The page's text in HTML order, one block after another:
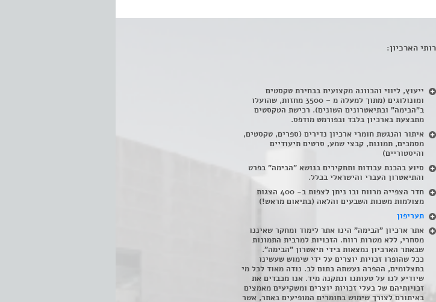
הארכיון:
ייעוץ, ליווי והכוונה מקצועית בבחירת טקסטים
ומונולוגים (מתוך למעלה מ – 3500 מחזות, שהועלו
ב"הבימה" ובתיאטרונים השונים). רכישת הטקסטים
מתבצעת בארכיון בלבד ובפורמט מודפס.
איתור והנגשת חומרי ארכיון נדירים (ספרים, טקסטים,
מסמכים, תמונות, קבצי שמע, סרטים תיעודיים
והיסטוריים)
סיוע בהכנת עבודות ותחקירים בנושא "הבימה" בפרט
והתיאטרון העברי והישראלי בכלל.
חדר הצפייה מרווח ובו ניתן לצפות ב- 400 הצגות
מצולמות משנות השבעים והלאה (בתיאום מראש!)
תעריפון
אתר ארכיון "הבימה" הינו אתר לימוד ומחקר שאיננו
מסחרי, ללא מטרות רווח. הזכויות למרבית התמונות
שבאתר הארכיון נמצאות בידי תיאטרון "הבימה".
ככל שהופרו זכויות יוצרים על ידי שימוש שעשינו
בתצלומים, ההפרה נעשתה בתום לב. נודה מאוד לכל מי
שיודיע לנו על טעותנו ונתקנה מיד. אנו מכבדים את
זכויותיהם של בעלי זכויות יוצרים ומשקיעים מאמצים
באיתורם לצורך שימוש בחומרים המופיעים באתר, אשר